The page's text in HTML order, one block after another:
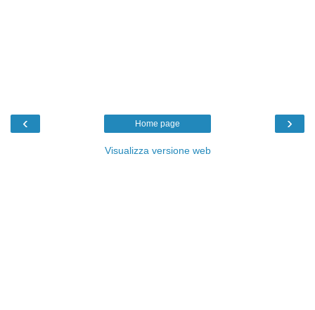
‹ ›
Home page
Visualizza versione web